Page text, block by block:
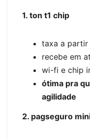
1. ton t1 chip
taxa a partir
recebe em
wi-fi e chip
ótima pra
agilidade
2. pagseguro